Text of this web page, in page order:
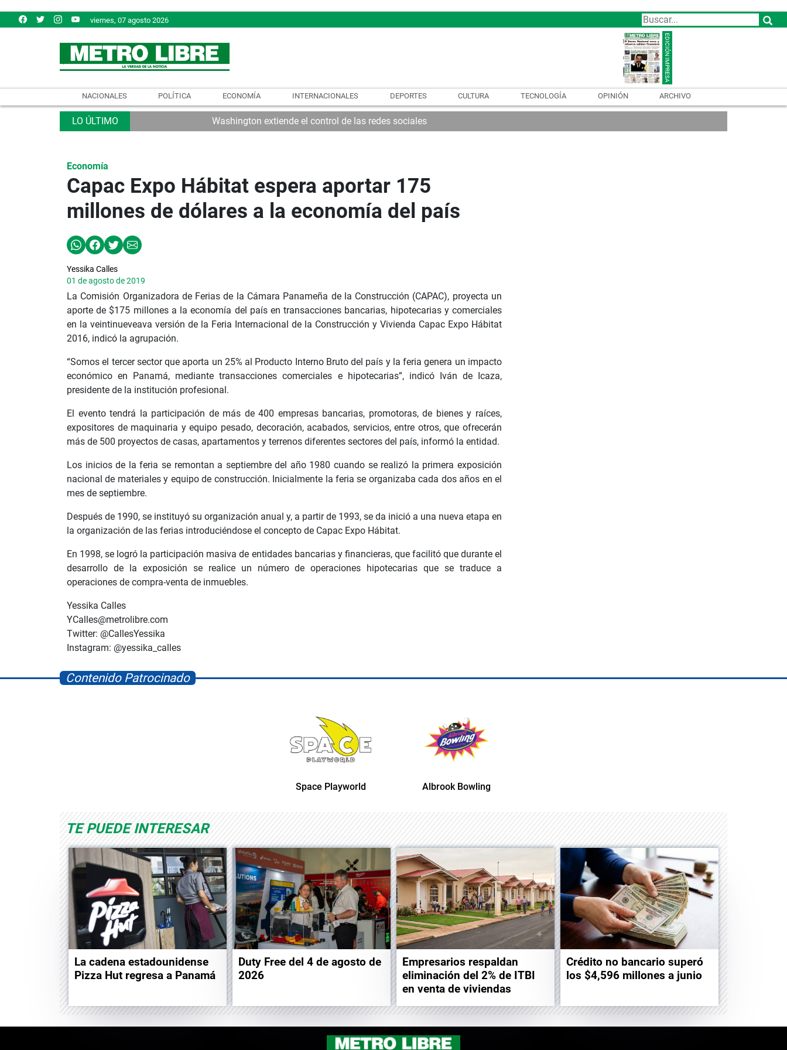
viernes, 07 agosto 2026
NACIONALES POLÍTICA ECONOMÍA INTERNACIONALES DEPORTES CULTURA TECNOLOGÍA OPINIÓN ARCHIVO
Washington extiende el control de las redes sociales
Economía
Capac Expo Hábitat espera aportar 175
millones de dólares a la economía del país
Yessika Calles
01 de agosto de 2019
La Comisión Organizadora de Ferias de la Cámara Panameña de la Construcción (CAPAC), proyecta un
aporte de $175 millones a la economía del país en transacciones bancarias, hipotecarias y comerciales
en la veintinueveava versión de la Feria Internacional de la Construcción y Vivienda Capac Expo Hábitat
2016, indicó la agrupación.
“Somos el tercer sector que aporta un 25% al Producto Interno Bruto del país y la feria genera un impacto
económico en Panamá, mediante transacciones comerciales e hipotecarias”, indicó Iván de Icaza,
presidente de la institución profesional.
El evento tendrá la participación de más de 400 empresas bancarias, promotoras, de bienes y raíces,
expositores de maquinaria y equipo pesado, decoración, acabados, servicios, entre otros, que ofrecerán
más de 500 proyectos de casas, apartamentos y terrenos diferentes sectores del país, informó la entidad.
Los inicios de la feria se remontan a septiembre del año 1980 cuando se realizó la primera exposición
nacional de materiales y equipo de construcción. Inicialmente la feria se organizaba cada dos años en el
mes de septiembre.
Después de 1990, se instituyó su organización anual y, a partir de 1993, se da inició a una nueva etapa en
la organización de las ferias introduciéndose el concepto de Capac Expo Hábitat.
En 1998, se logró la participación masiva de entidades bancarias y financieras, que facilitó que durante el
desarrollo de la exposición se realice un número de operaciones hipotecarias que se traduce a
operaciones de compra-venta de inmuebles.
Yessika Calles
YCalles@metrolibre.com
Twitter: @CallesYessika
Instagram: @yessika_calles
Contenido Patrocinado
Space Playworld Albrook Bowling
TE PUEDE INTERESAR
La cadena estadounidense
Pizza Hut regresa a Panamá
Duty Free del 4 de agosto de
2026
Empresarios respaldan
eliminación del 2% de ITBI
en venta de viviendas
Crédito no bancario superó
los $4,596 millones a junio